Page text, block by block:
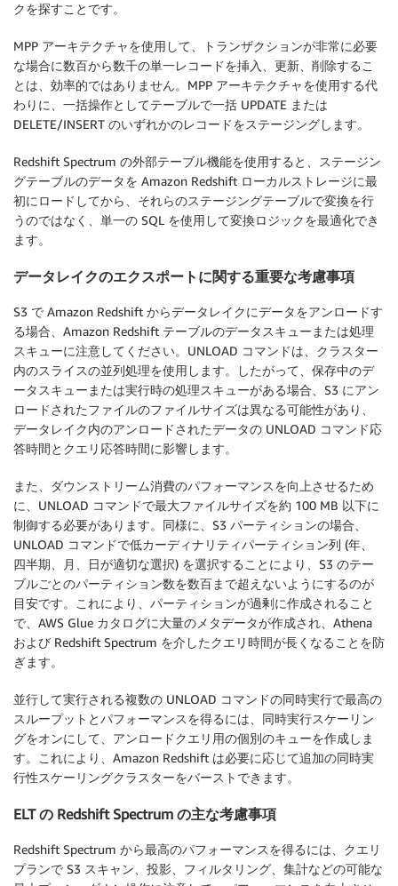
クを探すことです。
MPP アーキテクチャを使用して、トランザクションが非常に必要
な場合に数百から数千の単一レコードを挿入、更新、削除するこ
とは、効率的ではありません。MPP アーキテクチャを使用する代
わりに、一括操作としてテーブルで一括 UPDATE または
DELETE/INSERT のいずれかのレコードをステージングします。
Redshift Spectrum の外部テーブル機能を使用すると、ステージン
グテーブルのデータを Amazon Redshift ローカルストレージに最
初にロードしてから、それらのステージングテーブルで変換を行
うのではなく、単一の SQL を使用して変換ロジックを最適化でき
ます。
データレイクのエクスポートに関する重要な考慮事項
S3 で Amazon Redshift からデータレイクにデータをアンロードす
る場合、Amazon Redshift テーブルのデータスキューまたは処理
スキューに注意してください。UNLOAD コマンドは、クラスター
内のスライスの並列処理を使用します。したがって、保存中のデ
ータスキューまたは実行時の処理スキューがある場合、S3 にアン
ロードされたファイルのファイルサイズは異なる可能性があり、
データレイク内のアンロードされたデータの UNLOAD コマンド応
答時間とクエリ応答時間に影響します。
また、ダウンストリーム消費のパフォーマンスを向上させるため
に、UNLOAD コマンドで最大ファイルサイズを約 100 MB 以下に
制御する必要があります。同様に、S3 パーティションの場合、
UNLOAD コマンドで低カーディナリティパーティション列 (年、
四半期、月、日が適切な選択) を選択することにより、S3 のテー
ブルごとのパーティション数を数百まで超えないようにするのが
目安です。これにより、パーティションが過剰に作成されること
で、AWS Glue カタログに大量のメタデータが作成され、Athena
および Redshift Spectrum を介したクエリ時間が長くなることを防
ぎます。
並行して実行される複数の UNLOAD コマンドの同時実行で最高の
スループットとパフォーマンスを得るには、同時実行スケーリン
グをオンにして、アンロードクエリ用の個別のキューを作成しま
す。これにより、Amazon Redshift は必要に応じて追加の同時実
行性スケーリングクラスターをバーストできます。
ELT の Redshift Spectrum の主な考慮事項
Redshift Spectrum から最高のパフォーマンスを得るには、クエリ
プランで S3 スキャン、投影、フィルタリング、集計などの可能な